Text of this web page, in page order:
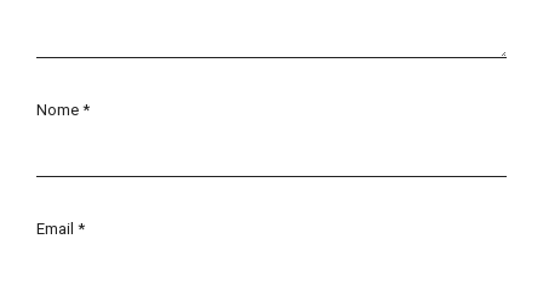
Nome *
Email *